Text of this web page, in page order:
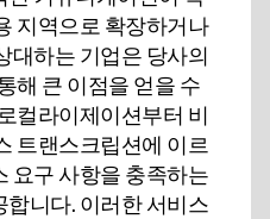
지역으로 확장하거나
대하는 기업은 당사의
해 큰 이점을 얻을 수
컬라이제이션부터 비
트랜스크립션에 이르
요구 사항을 충족하는
니다. 이러한 서비스